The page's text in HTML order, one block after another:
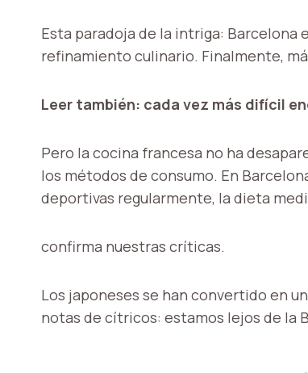
Esta paradoja de la intriga: Barcelona
refinamiento culinario. Finalmente,
Leer también: cada vez más difícil
Pero la cocina francesa no ha
los métodos de consumo. En
deportivas regularmente, la dieta
confirma nuestras críticas.
Los japoneses se han convertido en
notas de cítricos: estamos lejos de la